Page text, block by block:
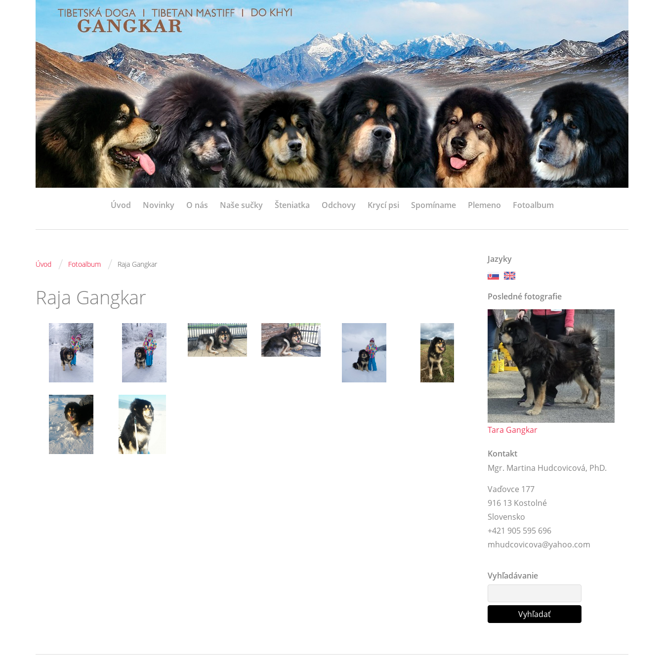
Úvod Novinky O nás Naše sučky Šteniatka Odchovy Krycí psi Spomíname Plemeno Fotoalbum
Úvod / Fotoalbum / Raja Gangkar
Raja Gangkar
Jazyky
Posledné fotografie
Tara Gangkar
Kontakt
Mgr. Martina Hudcovicová, PhD.
Vaďovce 177
916 13 Kostolné
Slovensko
+421 905 595 696
mhudcovicova@yahoo.com
Vyhľadávanie